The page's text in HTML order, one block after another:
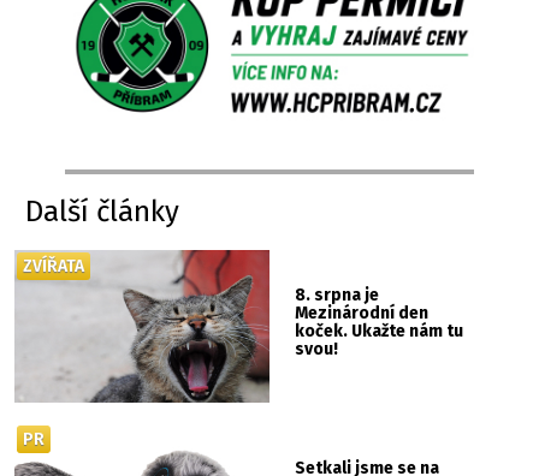
Další články
8. srpna je
Mezinárodní den
koček. Ukažte nám tu
svou!
ZVÍŘATA
Setkali jsme se na
PR